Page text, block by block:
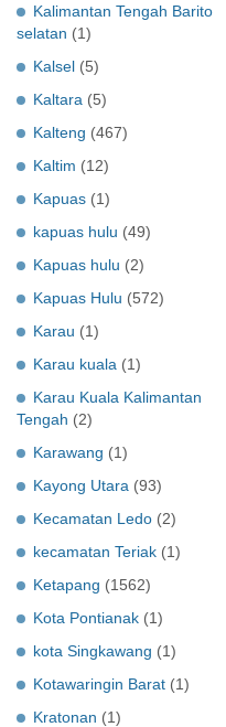
Kalimantan Tengah Barito
selatan (1)
Kalsel (5)
Kaltara (5)
Kalteng (467)
Kaltim (12)
Kapuas (1)
kapuas hulu (49)
Kapuas hulu (2)
Kapuas Hulu (572)
Karau (1)
Karau kuala (1)
Karau Kuala Kalimantan
Tengah (2)
Karawang (1)
Kayong Utara (93)
Kecamatan Ledo (2)
kecamatan Teriak (1)
Ketapang (1562)
Kota Pontianak (1)
kota Singkawang (1)
Kotawaringin Barat (1)
Kratonan (1)